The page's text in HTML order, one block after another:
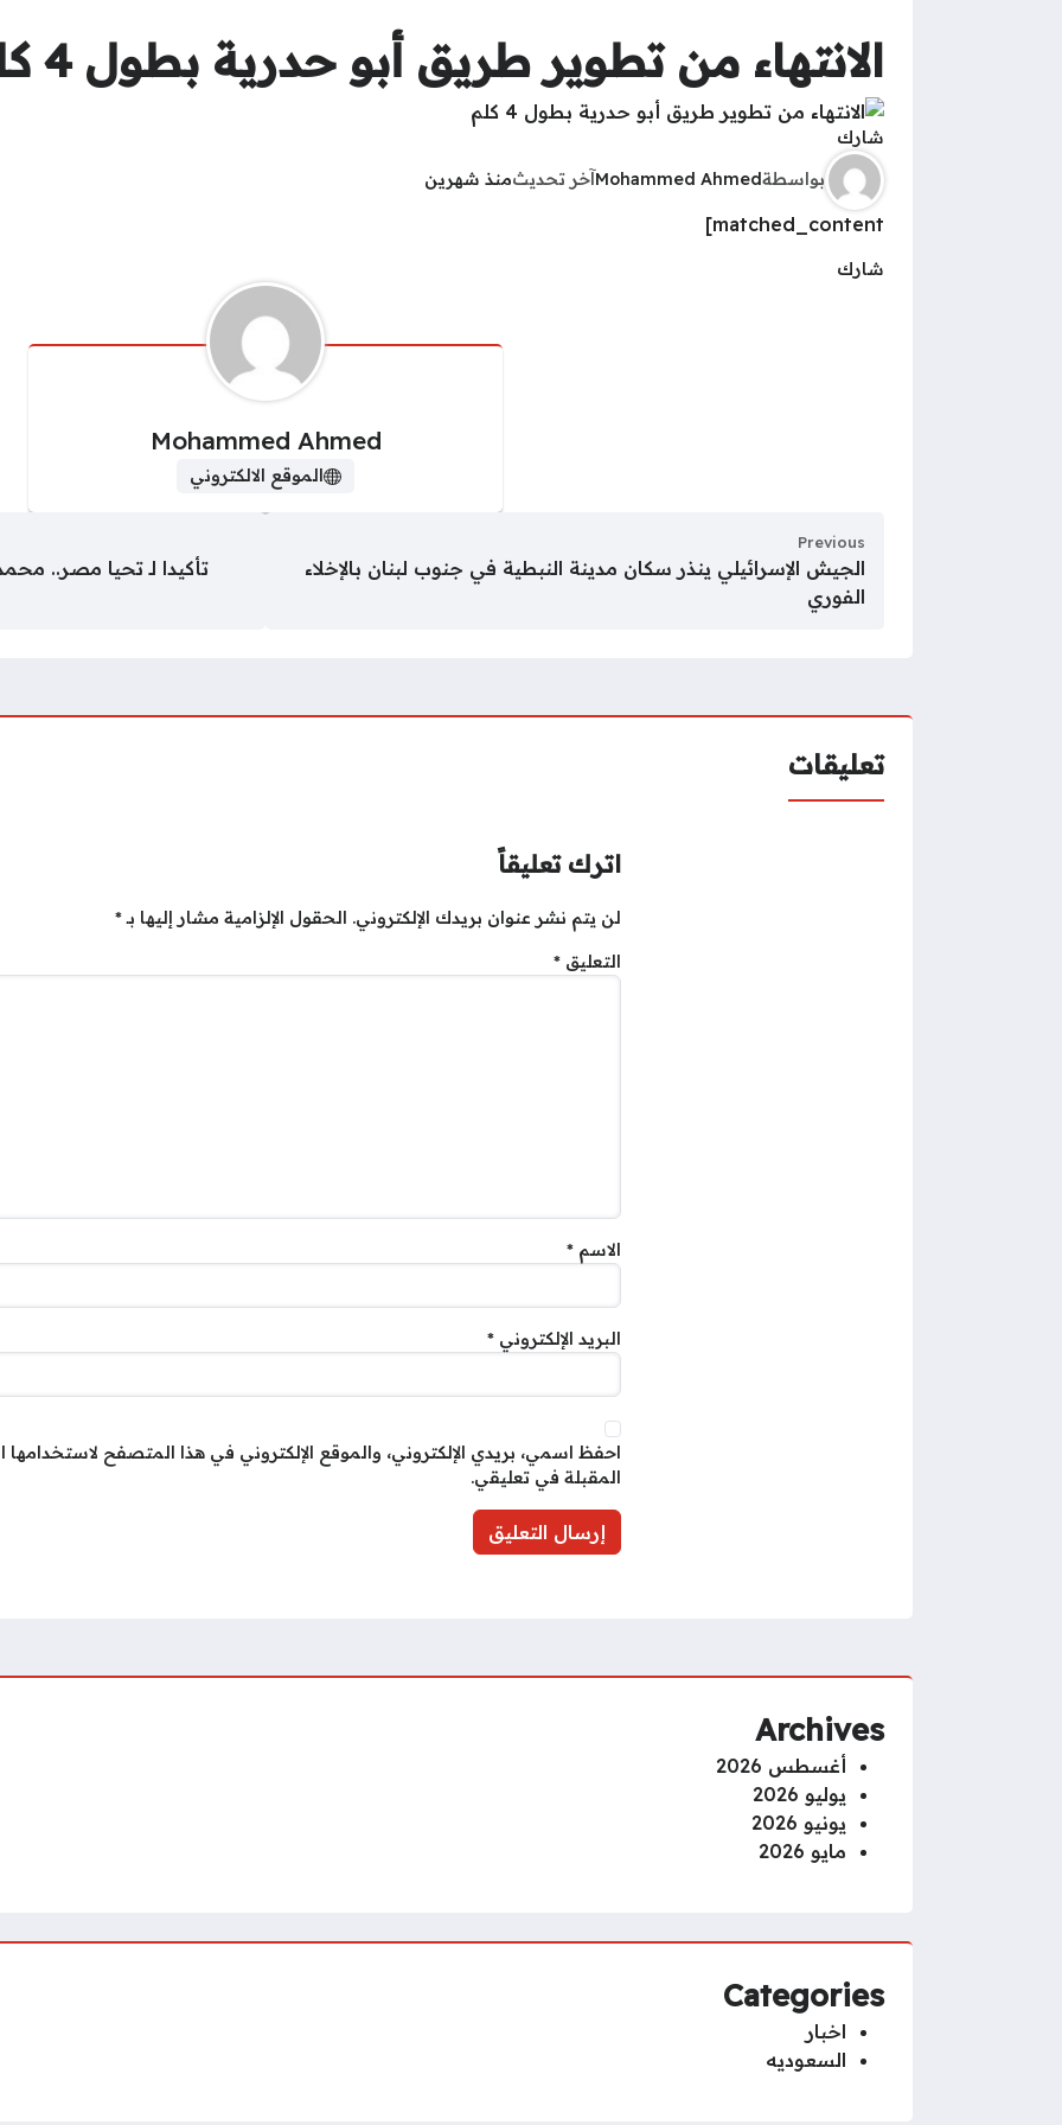
الانتهاء من تطوير طريق أبو حدرية بطول 4 كلم
شارك
بواسطةMohammed Ahmedآخر تحديثمنذ شهرين
matched_content]
شارك
Mohammed Ahmed
الموقع الالكتروني
Previous
الجيش الإسرائيلي ينذر سكان مدينة النبطية في جنوب لبنان بالإخلاء
الفوري
تأكيدا لـ تحيا مصر..
تعليقات
اترك تعليقاً
لن يتم نشر عنوان بريدك الإلكتروني. الحقول الإلزامية مشار إليها بـ*
التعليق *
الاسم *
البريد الإلكتروني *
احفظ اسمي، بريدي الإلكتروني، والموقع الإلكتروني في هذا المتصفح لاستخدامها
المقبلة في تعليقي.
Archives
أغسطس 2026
يوليو 2026
يونيو 2026
مايو 2026
Categories
اخبار
السعوديه